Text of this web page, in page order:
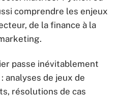
comprendre les enjeux
de la finance à la
passe inévitablement
analyses de jeux de
résolutions de cas